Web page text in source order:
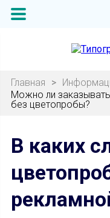
Главная >
Можно ли
без цветопробы?
В каких